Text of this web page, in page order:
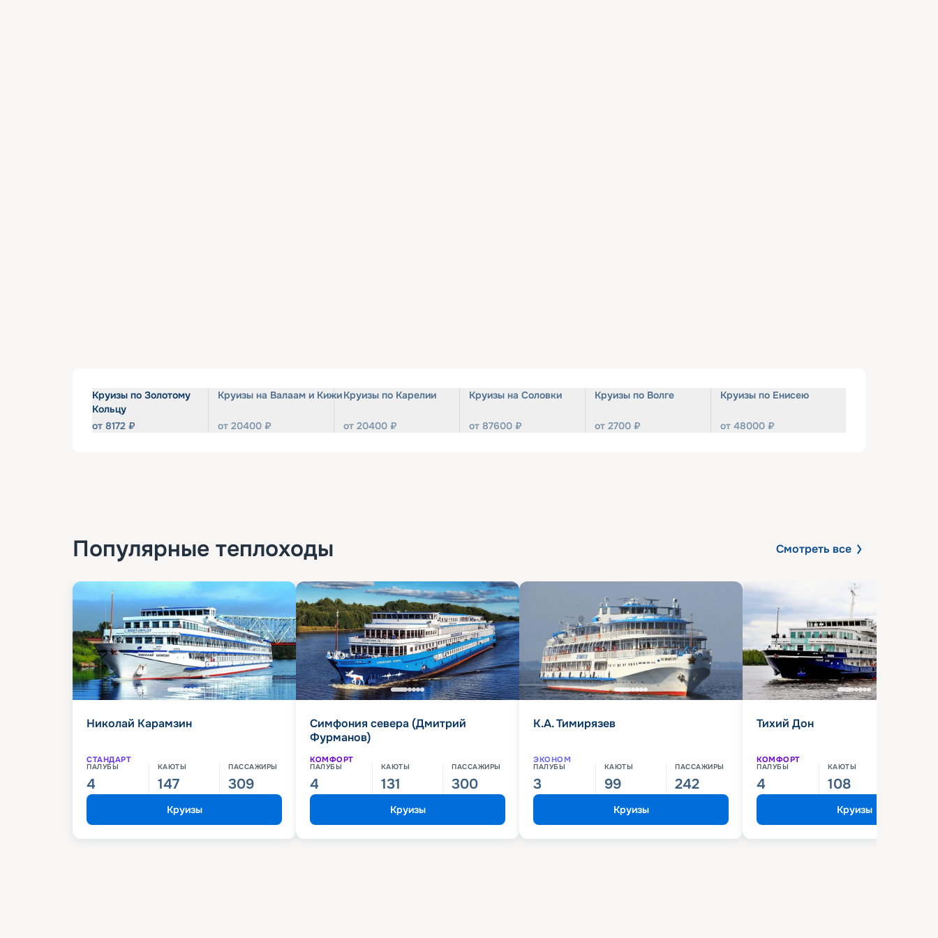
Круизы по Золотому
Кольцу
от 8172 ₽
Круизы на Валаам и Кижи
от 20400 ₽
Круизы по Карелии
от 20400 ₽
Круизы на Соловки
от 87600 ₽
Круизы по Волге
от 2700 ₽
Круизы по Енисею
от 48000 ₽
Популярные теплоходы Смотреть все
Николай Карамзин
СТАНДАРТ
ПАЛУБЫ
4
КАЮТЫ
147
ПАССАЖИРЫ
309
Круизы
Симфония севера (Дмитрий
Фурманов)
КОМФОРТ
ПАЛУБЫ
4
КАЮТЫ
131
ПАССАЖИРЫ
300
Круизы
К.А. Тимирязев
ЭКОНОМ
ПАЛУБЫ
3
КАЮТЫ
99
ПАССАЖИРЫ
242
Круизы
Тихий Дон
КОМФОРТ
ПАЛУБЫ
4
КАЮТЫ
108
Круизы